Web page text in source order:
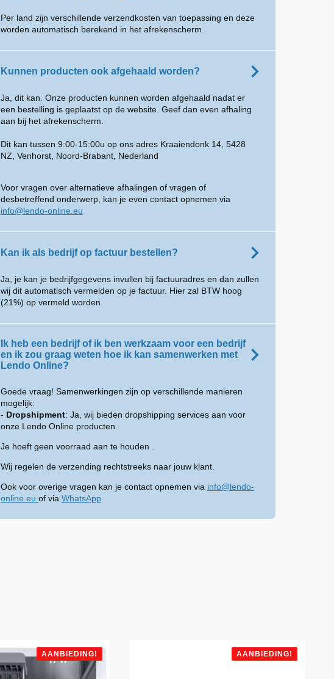
Per land zijn verschillende verzendkosten van toepassing en deze
worden automatisch berekend in het afrekenscherm.
Kunnen producten ook afgehaald worden?
Ja, dit kan. Onze producten kunnen worden afgehaald nadat er
een bestelling is geplaatst op de website. Geef dan even afhaling
aan bij het afrekenscherm.
Dit kan tussen 9:00-15:00u op ons adres Kraaiendonk 14, 5428
NZ, Venhorst, Noord-Brabant, Nederland
Voor vragen over alternatieve afhalingen of vragen of
desbetreffend onderwerp, kan je even contact opnemen via
info@lendo-online.eu
Kan ik als bedrijf op factuur bestellen?
Ja, je kan je bedrijfgegevens invullen bij factuuradres en dan zullen
wij dit automatisch vermelden op je factuur. Hier zal BTW hoog
(21%) op vermeld worden.
Ik heb een bedrijf of ik ben werkzaam voor een bedrijf
en ik zou graag weten hoe ik kan samenwerken met
Lendo Online?
Goede vraag! Samenwerkingen zijn op verschillende manieren
mogelijk:
- Dropshipment: Ja, wij bieden dropshipping services aan voor
onze Lendo Online producten.
Je hoeft geen voorraad aan te houden .
Wij regelen de verzending rechtstreeks naar jouw klant.
Ook voor overige vragen kan je contact opnemen via info@lendo-
online.eu of via WhatsApp
AANBIEDING! AANBIEDING!